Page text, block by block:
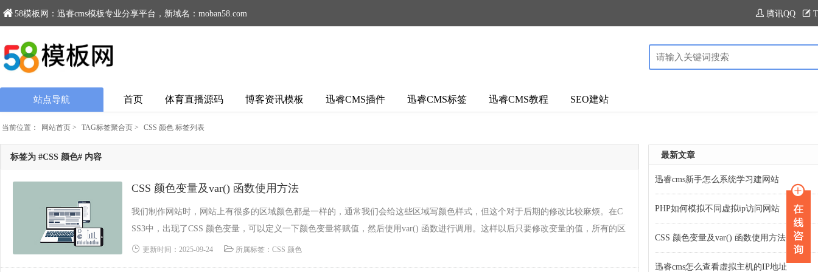
58模板网：迅睿cms模板专业分享平台，新域名：moban58.com 腾讯QQ
站点导航 首页 体育直播源码 博客资讯模板 迅睿CMS插件 迅睿CMS标签 迅睿CMS教程 SEO建站
当前位置： 网站首页 > TAG标签聚合页 > CSS 颜色 标签列表
标签为 #CSS 颜色# 内容
CSS 颜色变量及var() 函数使用方法
我们制作网站时，网站上有很多的区域颜色都是一样的，通常我们会给这些区域写颜色样式，但这个对于后期的修改比较麻烦。在C
SS3中，出现了CSS 颜色变量，可以定义一下颜色变量将赋值，然后使用var() 函数进行调用。这样以后只要修改变量的值，所有的区
域的颜色就都改变了。下面是CSS 颜色变量及var()......
更新时间：2025-09-24 所属标签：CSS 颜色
最新文章
迅睿cms新手怎么系统学习建网站
PHP如何模拟不同虚拟ip访问网站
CSS 颜色变量及var() 函数使用方法
迅睿cms怎么查看虚拟主机的IP地址